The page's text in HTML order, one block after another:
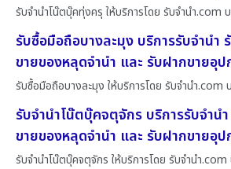
รับจำนำโน๊ตบุ๊คทุ่งครุ ให้บริการโดย รับจํานํา.com
รับซื้อมือถือบางละมุง บริการรับจำนำ
ขายของหลุดจำนำ และ รับฝากขายอุ
รับซื้อมือถือบางละมุง ให้บริการโดย รับจํานํา.com
รับจำนำโน๊ตบุ๊คจตุจักร บริการรับจำน
ขายของหลุดจำนำ และ รับฝากขายอุ
รับจำนำโน๊ตบุ๊คจตุจักร ให้บริการโดย รับจํานํา